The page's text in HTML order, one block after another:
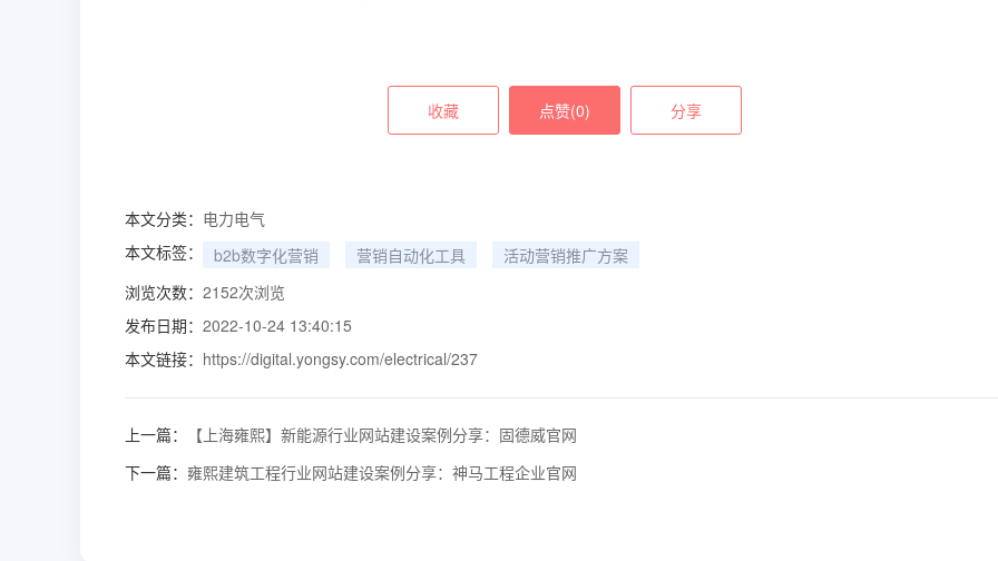
收藏 点赞(0) 分享
本文分类： 电力电气
本文标签：
b2b数字化营销 营销自动化工具
活动营销推广方案
浏览次数： 2152次浏览
发布日期： 2022-10-24 13:40:15
本文链接： https://digital.yongsy.com/electrical/237
上一篇：
【上海雍熙】新能源行业网站建设案例分享：固德威官网
下一篇： 雍熙建筑工程行业网站建设案例分享：神马工程企业官网